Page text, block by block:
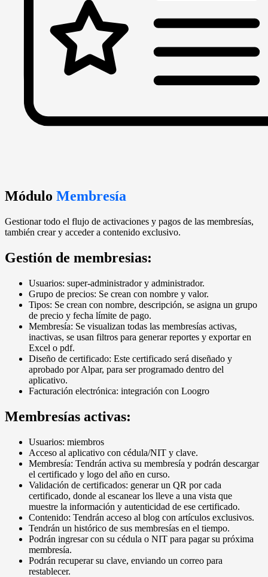
Módulo Membresía
Gestionar todo el flujo de activaciones y pagos de las membresías,
también crear y acceder a contenido exclusivo.
Gestión de membresias:
Usuarios: super-administrador y administrador.
Grupo de precios: Se crean con nombre y valor.
Tipos: Se crean con nombre, descripción, se asigna un grupo
de precio y fecha límite de pago.
Membresía: Se visualizan todas las membresías activas,
inactivas, se usan filtros para generar reportes y exportar en
Excel o pdf.
Diseño de certificado: Este certificado será diseñado y
aprobado por Alpar, para ser programado dentro del
aplicativo.
Facturación electrónica: integración con Loogro
Membresías activas:
Usuarios: miembros
Acceso al aplicativo con cédula/NIT y clave.
Membresía: Tendrán activa su membresía y podrán descargar
el certificado y logo del año en curso.
Validación de certificados: generar un QR por cada
certificado, donde al escanear los lleve a una vista que
muestre la información y autenticidad de ese certificado.
Contenido: Tendrán acceso al blog con artículos exclusivos.
Tendrán un histórico de sus membresías en el tiempo.
Podrán ingresar con su cédula o NIT para pagar su próxima
membresía.
Podrán recuperar su clave, enviando un correo para
restablecer.